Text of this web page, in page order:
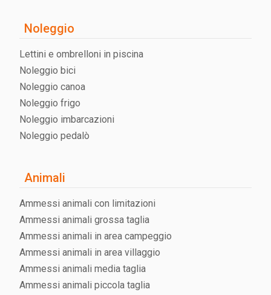
Noleggio
Lettini e ombrelloni in piscina
Noleggio bici
Noleggio canoa
Noleggio frigo
Noleggio imbarcazioni
Noleggio pedalò
Animali
Ammessi animali con limitazioni
Ammessi animali grossa taglia
Ammessi animali in area campeggio
Ammessi animali in area villaggio
Ammessi animali media taglia
Ammessi animali piccola taglia